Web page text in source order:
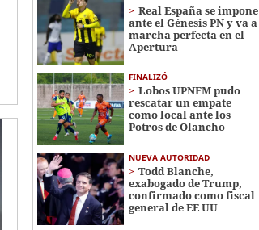
Real España se impone
ante el Génesis PN y va a
marcha perfecta en el
Apertura
FINALIZÓ
Lobos UPNFM pudo
rescatar un empate
como local ante los
Potros de Olancho
NUEVA AUTORIDAD
Todd Blanche,
exabogado de Trump,
confirmado como fiscal
general de EE UU